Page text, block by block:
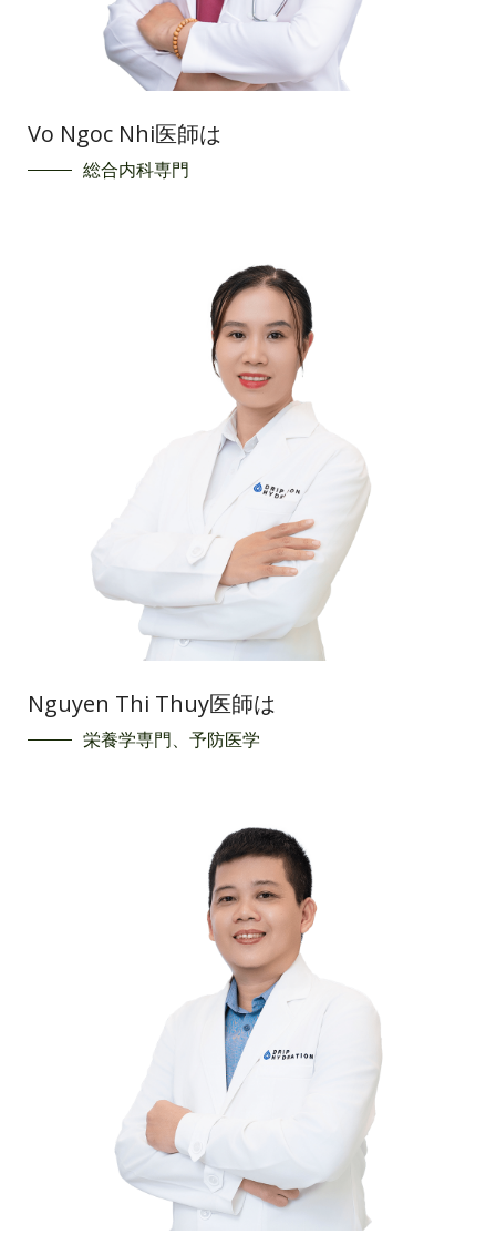
Vo Ngoc Nhi医師は
総合内科専門
Nguyen Thi Thuy医師は
栄養学専門、予防医学